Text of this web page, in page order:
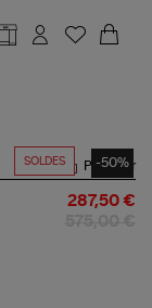
SOLDES -50%
Partager
287,50 €